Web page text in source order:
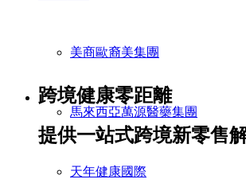
美商歐裔美集團
馬來西亞萬源醫藥集團
天年健康國際
跨境健康零距離
提供一站式跨境新零售